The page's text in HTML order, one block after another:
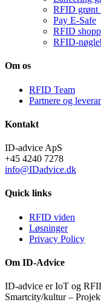
RFID grønt
Pay E-Safe
RFID
RFID-
Om os
RFID Team
Partnere og
Kontakt
ID-advice ApS
+45 4240 7278
info@IDadvice.dk
Quick links
RFID viden
Løsninger
Privacy Policy
Om ID-Advice
ID-advice er IoT og
Smartcity/kultur –